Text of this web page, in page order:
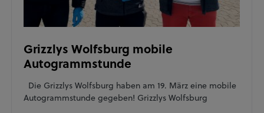
Grizzlys Wolfsburg mobile
Autogrammstunde
Die Grizzlys Wolfsburg haben am 19. März eine mobile
Autogrammstunde gegeben! Grizzlys Wolfsburg